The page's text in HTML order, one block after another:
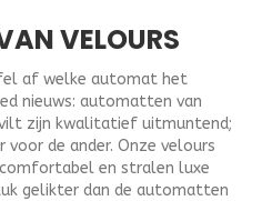
VELOURS
af welke automat het
nieuws: automatten van
zijn kwalitatief uitmuntend;
de ander. Onze velours
en stralen luxe
gelikter dan de automatten